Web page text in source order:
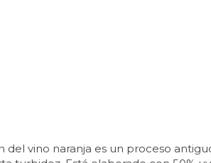
del vino naranja es un proceso